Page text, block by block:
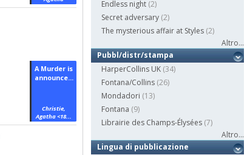
A Murder is
announce...
Christie,
Agatha <18...
Endless night (2)
Secret adversary (2)
The mysterious affair at Styles (2)
Altro...
Pubbl/distr/stampa
HarperCollins UK (34)
Fontana/Collins (26)
Mondadori (13)
Fontana (9)
Librairie des Champs-Élysées (7)
Altro...
Lingua di pubblicazione